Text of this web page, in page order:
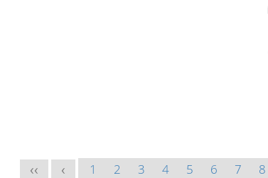
<< < 1 2 3 4 5 6 7 8